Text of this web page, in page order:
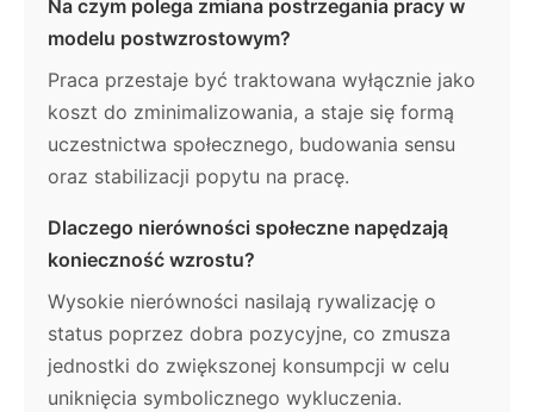
Na czym polega zmiana postrzegania pracy w
modelu postwzrostowym?
Praca przestaje być traktowana wyłącznie jako
koszt do zminimalizowania, a staje się formą
uczestnictwa społecznego, budowania sensu
oraz stabilizacji popytu na pracę.
Dlaczego nierówności społeczne napędzają
konieczność wzrostu?
Wysokie nierówności nasilają rywalizację o
status poprzez dobra pozycyjne, co zmusza
jednostki do zwiększonej konsumpcji w celu
uniknięcia symbolicznego wykluczenia.